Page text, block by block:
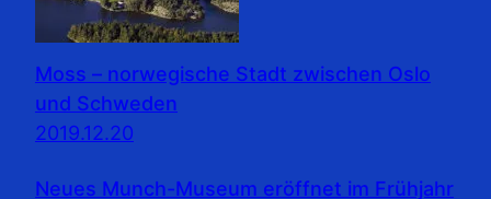
Moss – norwegische Stadt zwischen Oslo
und Schweden
2019.12.20
Neues Munch-Museum eröffnet im Frühjahr